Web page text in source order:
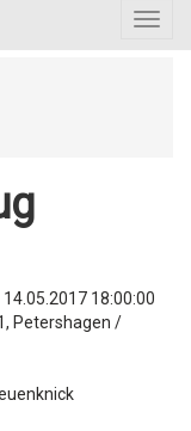
14.05.2017 18:00:00
Petershagen /